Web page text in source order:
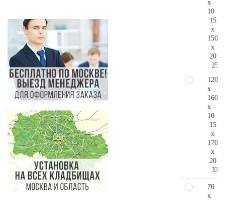
x
10
15
x
150
x
20
120
x
160
x
10
15
x
170
x
20
70
x